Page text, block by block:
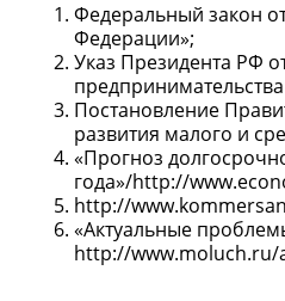
Федеральный закон
Федерации»;
Указ Президента РФ
Постановление
развития малого и
«Прогноз
года»/http://
http://
«Актуальные
http://www.moluch.ru/